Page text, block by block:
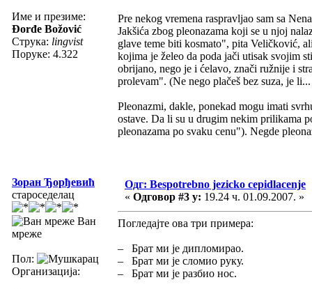
Име и презиме:
Đorđe Božović
Струка: lingvist
Поруке: 4.322
Pre nekog vremena raspravljao sam sa
Jakšića zbog pleonazama koji se u njoj
glave teme biti kosmato", pita Veličković,
kojima je želeo da poda jači utisak svojim
obrijano, nego je i ćelavo, znači ružnije i
prolevam". (Ne nego plačeš bez suza, je
Pleonazmi, dakle, ponekad mogu imati
ostave. Da li su u drugim nekim prilikama
pleonazama po svaku cenu"). Negde
Зоран Ђорђевић
староседелац
Ван
мреже
Пол:
Организација:
Одг: Bespotrebno jezicko cepidlacenje
« Одговор #3 у: 19.24 ч. 01.09.2007. »
Погледајте ова три примера:
– Брат ми је дипломирао.
– Брат ми је сломио руку.
– Брат ми је разбио нос.